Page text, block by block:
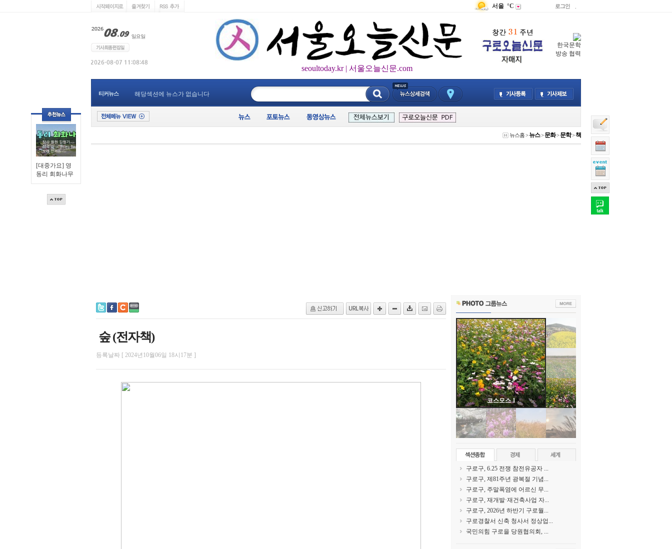
[대중가요] 영
동리 회화나무
서울 °C 로그인
seoultoday.kr | 서울오늘신문.com
한국문학
방송 협력
티커뉴스 해당섹션에 뉴스가 없습니다
뉴스홈>뉴스>문화>문학>책
숲 (전자책)
등록날짜 [ 2024년10월06일 18시17분 ]
코스모스 1
구로구, 6.25 전쟁 참전유공자 ...
구로구, 제81주년 광복절 기념...
구로구, 주말폭염에 어르신 무...
구로구, 재개발·재건축사업 자...
구로구, 2026년 하반기 구로월...
구로경찰서 신축 청사서 정상업...
국민의힘 구로을 당원협의회, ...